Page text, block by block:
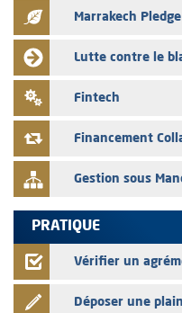
31/07/2026
L’AMMC met sur son site
émetteurs du 30 au 31 juillet
31/07/2026
VEOLIA ENVIRONNEMENT –
à l'augmentation de capital
Marrakech Pledge
Lutte contre le
Fintech
Financement
Gestion sous
PRATIQUE
Vérifier un
Déposer une